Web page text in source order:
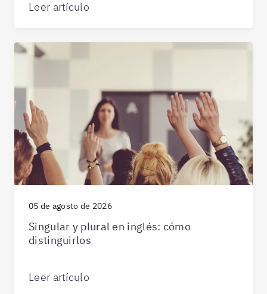
Leer artículo
05 de agosto de 2026
Singular y plural en inglés: cómo
distinguirlos
Leer artículo